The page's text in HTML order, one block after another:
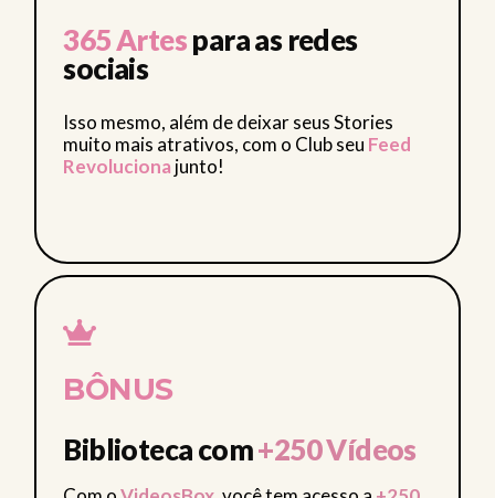
365 Artespara as redes
sociais
Isso mesmo, além de deixar seus Stories
muito mais atrativos, com o Club seu Feed
Revoluciona junto!
BÔNUS
Biblioteca com+250 Vídeos